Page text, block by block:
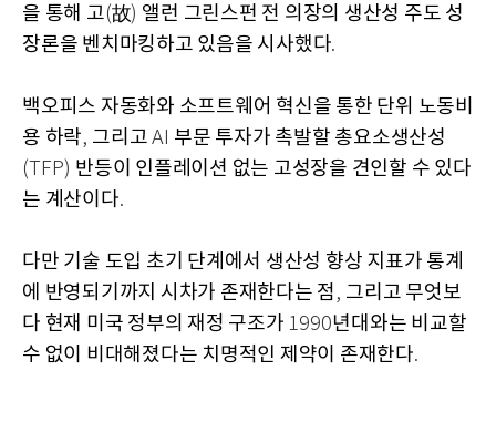
을 통해 고(故) 앨런 그린스펀 전 의장의 생산성 주도 성
장론을 벤치마킹하고 있음을 시사했다.
백오피스 자동화와 소프트웨어 혁신을 통한 단위 노동비
용 하락, 그리고 AI 부문 투자가 촉발할 총요소생산성
(TFP) 반등이 인플레이션 없는 고성장을 견인할 수 있다
는 계산이다.
다만 기술 도입 초기 단계에서 생산성 향상 지표가 통계
에 반영되기까지 시차가 존재한다는 점, 그리고 무엇보
다 현재 미국 정부의 재정 구조가 1990년대와는 비교할
수 없이 비대해졌다는 치명적인 제약이 존재한다.